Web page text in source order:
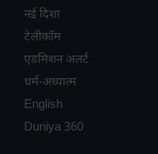
नई दिशा
टेलीकॉम
ए​डमिशन अलर्ट
धर्म-अध्यात्म
English
Duniya 360